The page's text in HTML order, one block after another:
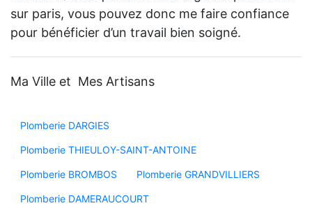
sur paris, vous pouvez donc me faire confiance
pour bénéficier d’un travail bien soigné.
Ma Ville et Mes Artisans
Plomberie DARGIES
Plomberie THIEULOY-SAINT-ANTOINE
Plomberie BROMBOS Plomberie GRANDVILLIERS
Plomberie DAMERAUCOURT